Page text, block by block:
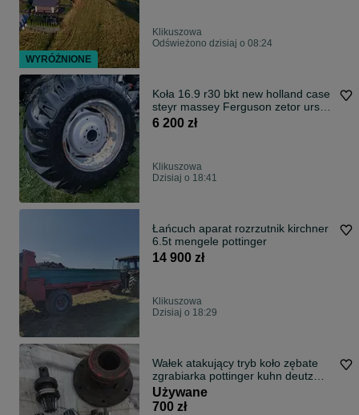
Klikuszowa
Odświeżono dzisiaj o 08:24
Koła 16.9 r30 bkt new holland case
steyr massey Ferguson zetor ursus
renault
6 200 zł
Klikuszowa
Dzisiaj o 18:41
Łańcuch aparat rozrzutnik kirchner
6.5t mengele pottinger
14 900 zł
Klikuszowa
Dzisiaj o 18:29
Wałek atakujący tryb koło zębate
zgrabiarka pottinger kuhn deutz
fahr piasta oryginał
Używane
700 zł
WYRÓŻNIONE